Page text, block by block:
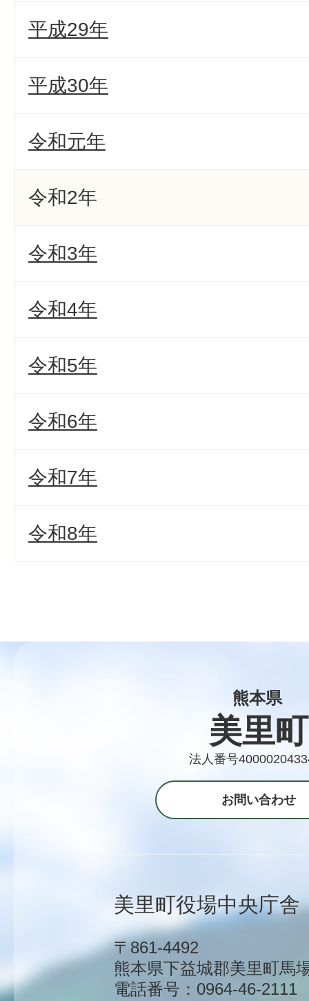
平成29年
平成30年
令和元年
令和2年
令和3年
令和4年
令和5年
令和6年
令和7年
令和8年
熊本県
美里町
法人番号
お問い合わせ
美里町役場中央庁舎
〒861-4492
熊本県下益城郡美里町馬
電話番号：0964-46-2111